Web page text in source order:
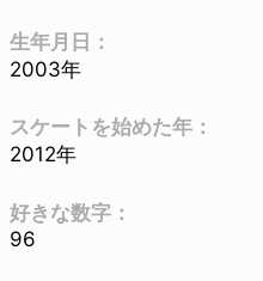
生年月日：
2003年
スケートを始めた年：
2012年
好きな数字：
96